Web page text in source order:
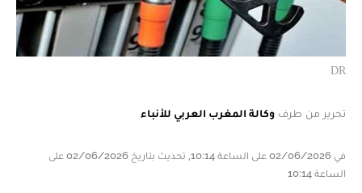
DR
تحرير من طرف وكالة المغرب العربي للأنباء
في 02/06/2026 على الساعة 10:14, تحديث بتاريخ 02/06/2026 على
الساعة 10:14